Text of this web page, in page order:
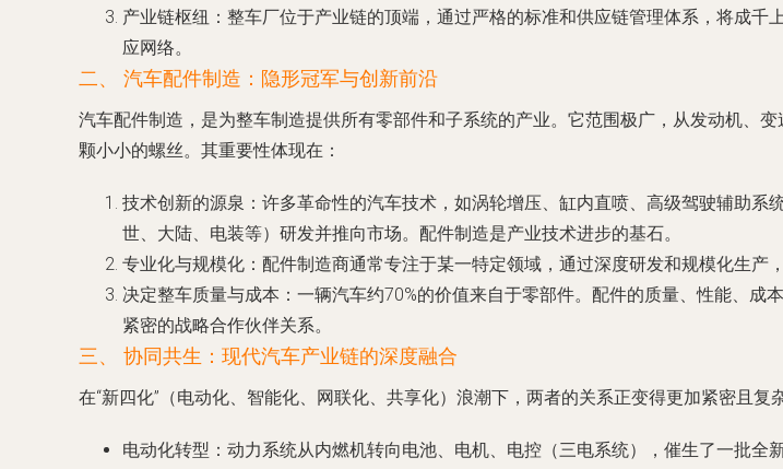
产业链枢纽 ：整车厂位于产业链的顶端，通过严格的标准和供应链管理体系，将成
应网络。
二、 汽车配件制造：隐形冠军与创新前沿
汽车配件制造，是为整车制造提供所有零部件和子系统的产业。它范围极广，从发动机、
颗小小的螺丝。其重要性体现在：
技术创新的源泉 ：许多革命性的汽车技术，如涡轮增压、缸内直喷、高级驾驶辅助
世、大陆、电装等）研发并推向市场。配件制造是产业技术进步的基石。
专业化与规模化 ：配件制造商通常专注于某一特定领域，通过深度研发和规模化生
决定整车质量与成本 ：一辆汽车约70%的价值来自于零部件。配件的质量、性能、成
紧密的战略合作伙伴关系。
三、 协同共生：现代汽车产业链的深度融合
在“新四化”（电动化、智能化、网联化、共享化）浪潮下，两者的关系正变得更加紧密且复
电动化转型 ：动力系统从内燃机转向电池、电机、电控（三电系统），催生了一批